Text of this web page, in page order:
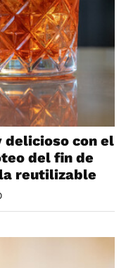
delicioso con el
del fin de
reutilizable